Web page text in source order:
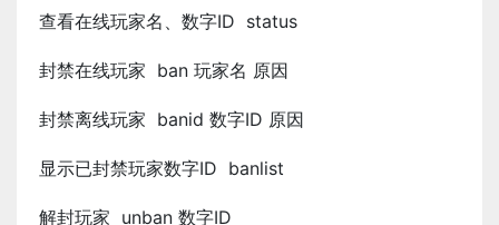
查看在线玩家名、数字ID status
封禁在线玩家 ban 玩家名 原因
封禁离线玩家 banid 数字ID 原因
显示已封禁玩家数字ID banlist
解封玩家 unban 数字ID